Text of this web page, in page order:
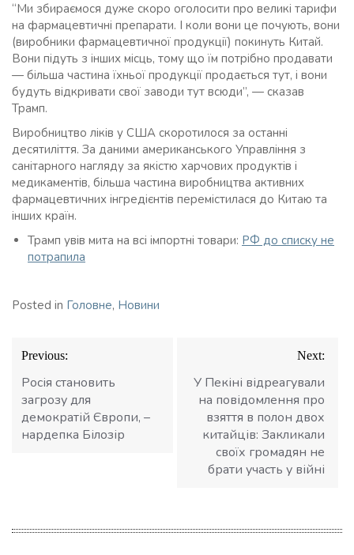
“Ми збираємося дуже скоро оголосити про великі тарифи
на фармацевтичні препарати. І коли вони це почують, вони
(виробники фармацевтичної продукції) покинуть Китай.
Вони підуть з інших місць, тому що їм потрібно продавати
— більша частина їхньої продукції продається тут, і вони
будуть відкривати свої заводи тут всюди”, — сказав
Трамп.
Виробництво ліків у США скоротилося за останні
десятиліття. За даними американського Управління з
санітарного нагляду за якістю харчових продуктів і
медикаментів, більша частина виробництва активних
фармацевтичних інгредієнтів перемістилася до Китаю та
інших країн.
Трамп увів мита на всі імпортні товари: РФ до списку не
потрапила
Posted in Головне, Новини
Навігація
записів
Previous:
Росія становить
загрозу для
демократій Європи, –
нардепка Білозір
Next:
У Пекіні відреагували
на повідомлення про
взяття в полон двох
китайців: Закликали
своїх громадян не
брати участь у війні